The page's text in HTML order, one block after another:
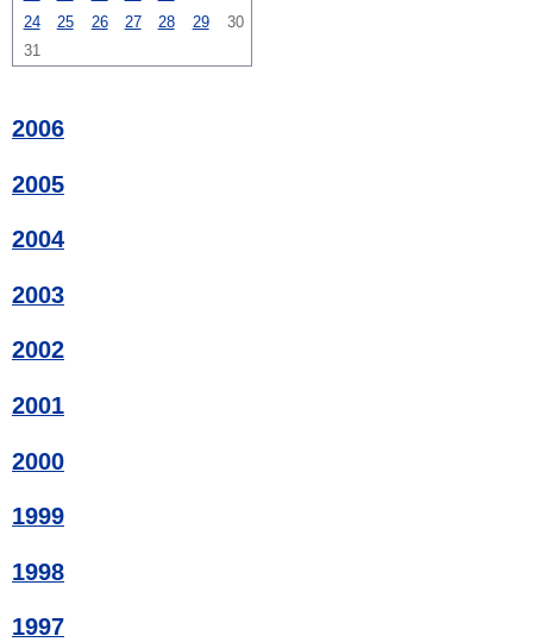
24
25 26 27 28 29
30
31
2006
2005
2004
2003
2002
2001
2000
1999
1998
1997